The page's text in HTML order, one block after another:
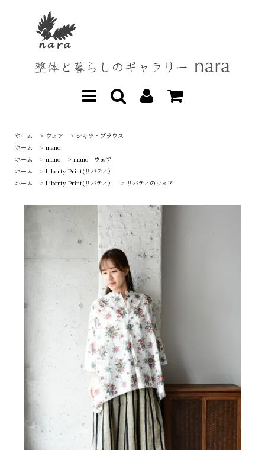
ホーム > ウェア > シャツ・ブラウス
ホーム
> mano
ホーム
> mano > mano ウェア
ホーム
> Liberty Print(リバティ）
ホーム
> Liberty Print(リバティ） > リバティのウェア